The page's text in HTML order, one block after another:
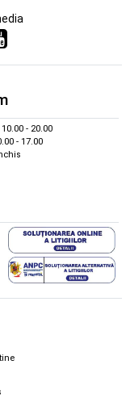
- 20.00
- 17.00